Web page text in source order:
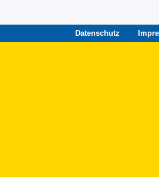
Datenschutz